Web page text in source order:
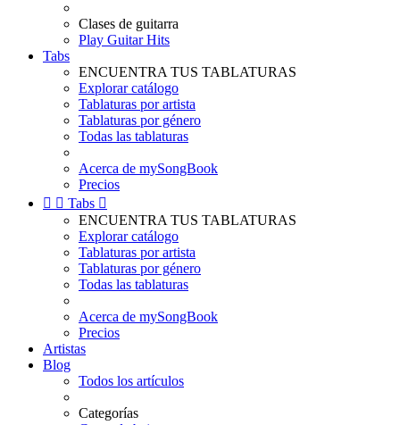
Clases de guitarra
Play Guitar Hits
Tabs
ENCUENTRA TUS TABLATURAS
Explorar catálogo
Tablaturas por artista
Tablaturas por género
Todas las tablaturas
Acerca de mySongBook
Precios
  Tabs 
ENCUENTRA TUS TABLATURAS
Explorar catálogo
Tablaturas por artista
Tablaturas por género
Todas las tablaturas
Acerca de mySongBook
Precios
Artistas
Blog
Todos los artículos
Categorías